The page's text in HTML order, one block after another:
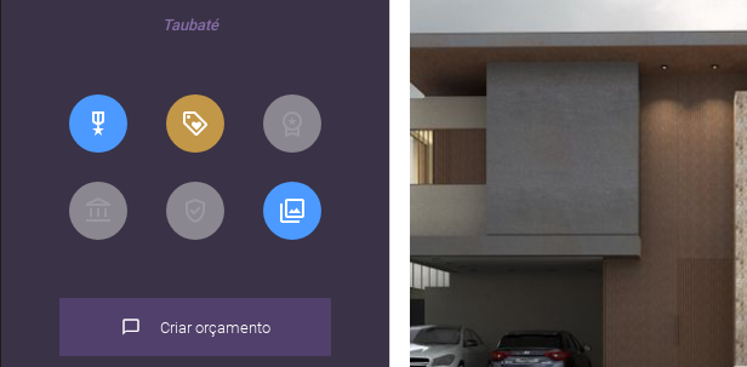
Taubaté
Criar orçamento